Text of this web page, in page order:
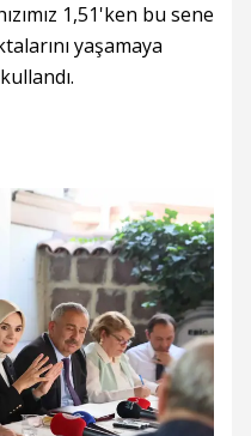
1,51'ken bu sene
yaşamaya